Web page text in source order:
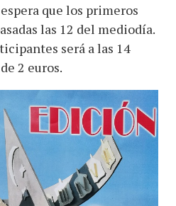
que los primeros
las 12 del mediodía.
será a las 14
2 euros.